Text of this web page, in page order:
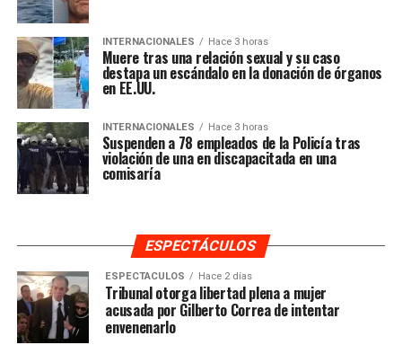
INTERNACIONALES Hace 3 horas
Muere tras una relación sexual y su caso
destapa un escándalo en la donación de órganos
en EE.UU.
INTERNACIONALES Hace 3 horas
Suspenden a 78 empleados de la Policía tras
violación de una en discapacitada en una
comisaría
ESPECTÁCULOS
ESPECTACULOS Hace 2 días
Tribunal otorga libertad plena a mujer
acusada por Gilberto Correa de intentar
envenenarlo